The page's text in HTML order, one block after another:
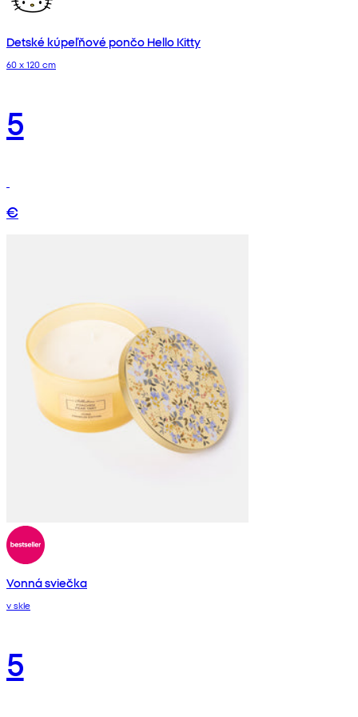
Detské kúpeľňové pončo Hello Kitty
60 x 120 cm
5
€
Vonná sviečka
v skle
5